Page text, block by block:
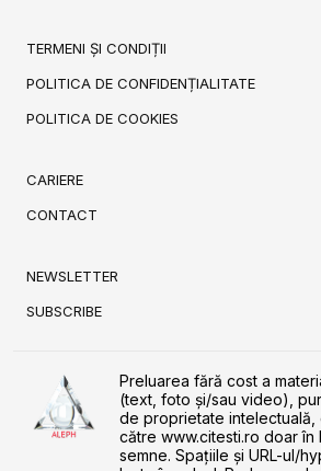
TERMENI ȘI CONDIȚII
POLITICA DE CONFIDENȚIALITATE
POLITICA DE COOKIES
CARIERE
CONTACT
NEWSLETTER
SUBSCRIBE
Preluarea fără cost a
(text, foto și/sau video),
de proprietate
către www.citesti.ro doar în
semne. Spaţiile şi URL-ul/